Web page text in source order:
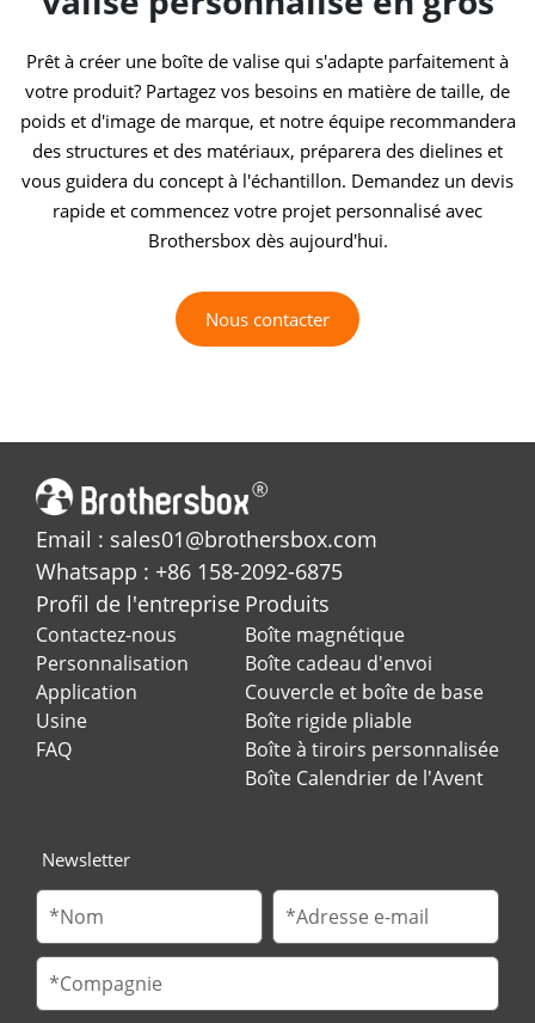
Prêt à créer une boîte de valise qui s'adapte parfaitement à
votre produit? Partagez vos besoins en matière de taille, de
poids et d'image de marque, et notre équipe recommandera
des structures et des matériaux, préparera des dielines et
vous guidera du concept à l'échantillon. Demandez un devis
rapide et commencez votre projet personnalisé avec
Brothersbox dès aujourd'hui.
Nous contacter
Email : sales01@brothersbox.com
Whatsapp : +86 158-2092-6875
Profil de l'entreprise
Contactez-nous
Personnalisation
Application
Usine
FAQ
Produits
Boîte magnétique
Boîte cadeau d'envoi
Couvercle et boîte de base
Boîte rigide pliable
Boîte à tiroirs personnalisée
Boîte Calendrier de l'Avent
Newsletter